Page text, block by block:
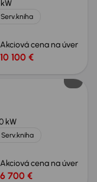
kW
Serv.kniha
Akciová cena na úver
10 100 €
kW
Serv.kniha
Akciová cena na úver
6 700 €